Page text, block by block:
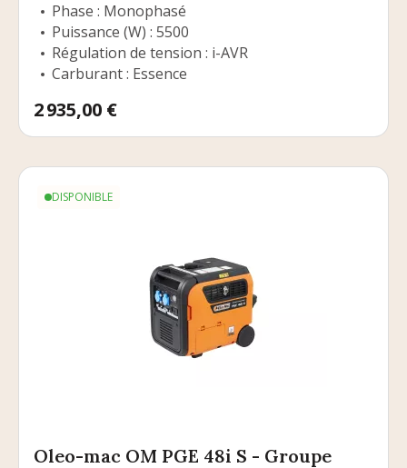
Phase : Monophasé
Puissance (W) : 5500
Régulation de tension : i-AVR
Carburant : Essence
Prix
2 935,00 €
DISPONIBLE
Oleo-mac OM PGE 48i S - Groupe